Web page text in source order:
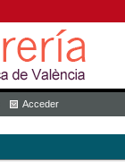
Acceder